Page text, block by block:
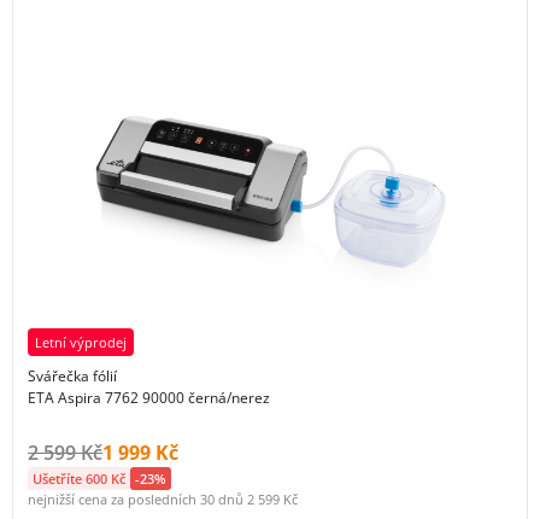
Letní výprodej
Svářečka fólií
ETA Aspira 7762 90000 černá/nerez
Původní cena s DPH:
2 599 KčCena s DPH:
1 999 Kč
Ušetříte 600 Kč -23%
nejnižší cena za posledních 30 dnů 2 599 Kč